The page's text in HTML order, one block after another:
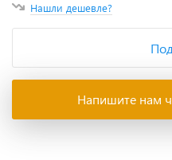
Нашли дешевле?
Напишите нам